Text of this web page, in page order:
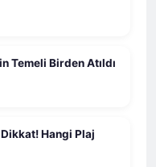
Temeli Birden Atıldı
Plaj